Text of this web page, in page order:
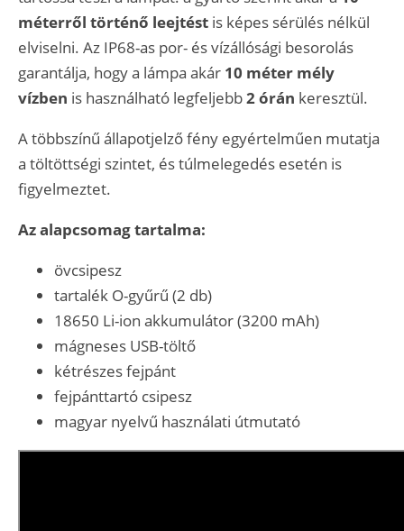
méterről történő leejtést is képes sérülés nélkül
elviselni. Az IP68-as por- és vízállósági besorolás
garantálja, hogy a lámpa akár 10 méter mély
vízben is használható legfeljebb2 órán keresztül.
A többszínű állapotjelző fény egyértelműen mutatja
a töltöttségi szintet, és túlmelegedés esetén is
figyelmeztet.
Az alapcsomag tartalma:
övcsipesz
tartalék O-gyűrű (2 db)
18650 Li-ion akkumulátor (3200 mAh)
mágneses USB-töltő
kétrészes fejpánt
fejpánttartó csipesz
magyar nyelvű használati útmutató